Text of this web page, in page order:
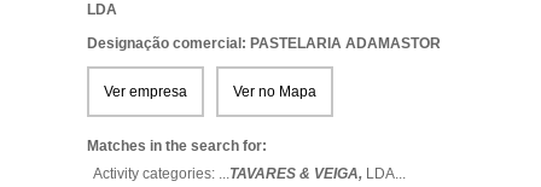
LDA
Designação comercial: PASTELARIA ADAMASTOR
Ver empresa Ver no Mapa
Matches in the search for:
Activity categories: ...TAVARES & VEIGA, LDA...